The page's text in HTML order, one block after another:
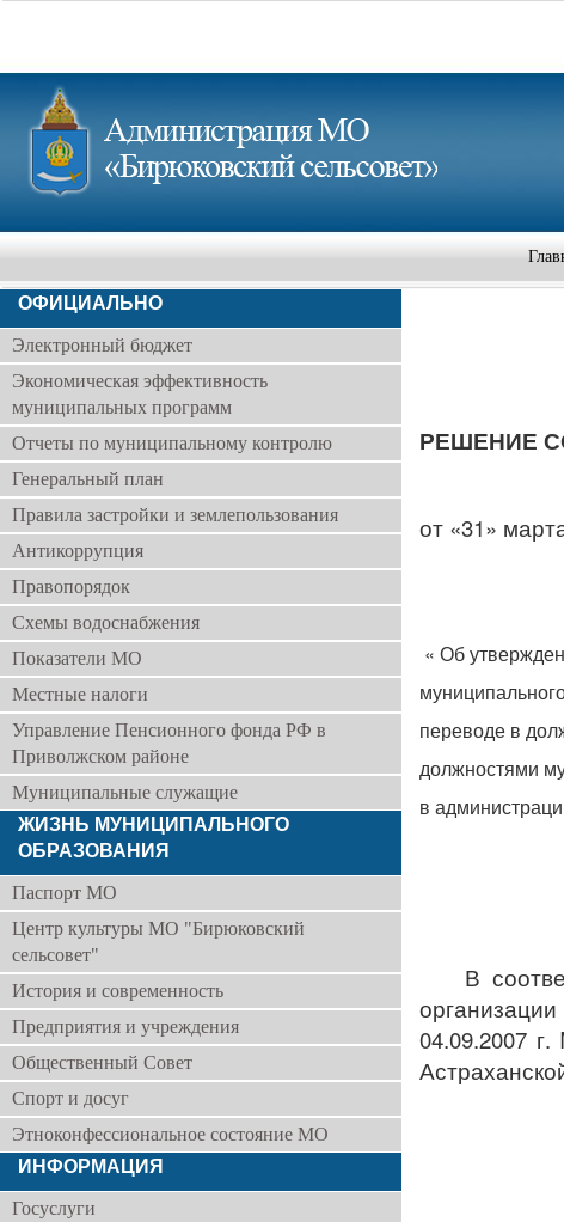
ОФИЦИАЛЬНО
Электронный бюджет
Экономическая эффективность
муниципальных программ
Отчеты по муниципальному контролю
Генеральный план
Правила застройки и землепользования
Антикоррупция
Правопорядок
Схемы водоснабжения
Показатели МО
Местные налоги
Управление Пенсионного фонда РФ в
Приволжском районе
Муниципальные служащие
ЖИЗНЬ МУНИЦИПАЛЬНОГО
ОБРАЗОВАНИЯ
Паспорт МО
Центр культуры МО "Бирюковский
сельсовет"
История и современность
Предприятия и учреждения
Общественный Совет
Спорт и досуг
Этноконфессиональное состояние МО
ИНФОРМАЦИЯ
Госуслуги
РЕШЕНИЕ
от
с.
« Об
переводе в
должностями
в
В
04.09.2007